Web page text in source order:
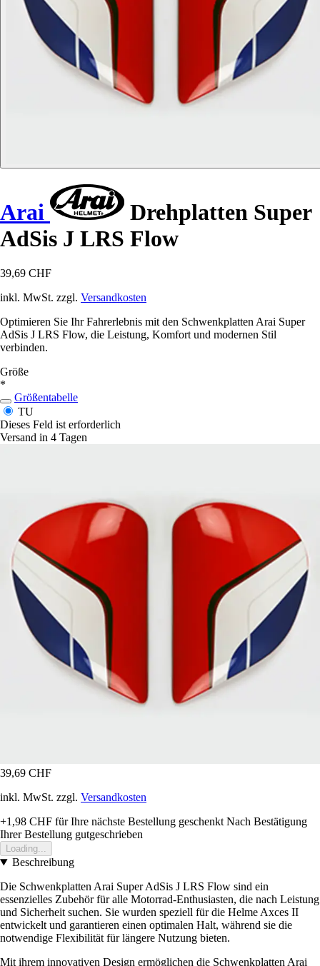
Arai
Drehplatten Super
AdSis J LRS Flow
39,69 CHF
inkl. MwSt. zzgl. Versandkosten
Optimieren Sie Ihr Fahrerlebnis mit den Schwenkplatten Arai Super
AdSis J LRS Flow, die Leistung, Komfort und modernen Stil
verbinden.
Größe
*
Größentabelle
TU
Dieses Feld ist erforderlich
Versand in 4 Tagen
39,69 CHF
inkl. MwSt. zzgl. Versandkosten
+1,98 CHF für Ihre nächste Bestellung geschenkt Nach Bestätigung
Ihrer Bestellung gutgeschrieben
Loading...
Beschreibung
Die Schwenkplatten Arai Super AdSis J LRS Flow sind ein
essenzielles Zubehör für alle Motorrad-Enthusiasten, die nach Leistung
und Sicherheit suchen. Sie wurden speziell für die Helme Axces II
entwickelt und garantieren einen optimalen Halt, während sie die
notwendige Flexibilität für längere Nutzung bieten.
Mit ihrem innovativen Design ermöglichen die Schwenkplatten Arai